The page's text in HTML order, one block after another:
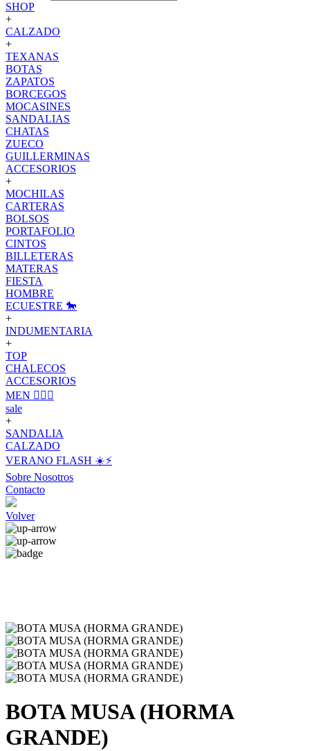
SHOP
+
CALZADO
+
TEXANAS
BOTAS
ZAPATOS
BORCEGOS
MOCASINES
SANDALIAS
CHATAS
ZUECO
GUILLERMINAS
ACCESORIOS
+
MOCHILAS
CARTERAS
BOLSOS
PORTAFOLIO
CINTOS
BILLETERAS
MATERAS
FIESTA
HOMBRE
ECUESTRE 🐎
+
INDUMENTARIA
+
TOP
CHALECOS
ACCESORIOS
MEN 🙋🏽‍♂️
sale
+
SANDALIA
CALZADO
VERANO FLASH ☀️⚡️
Sobre Nosotros
Contacto
Volver
BOTA MUSA (HORMA
GRANDE)